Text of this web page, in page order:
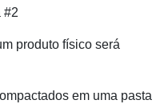
#2
produto físico será
em uma pasta